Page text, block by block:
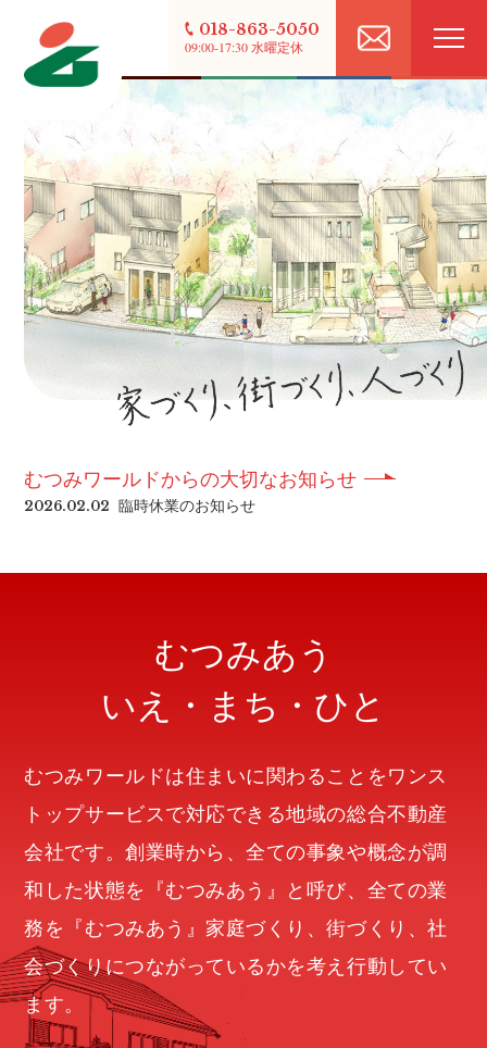
018-863-5050
09:00-17:30 水曜定休
むつみワールドからの大切なお知らせ
2026.02.02 臨時休業のお知らせ
むつみあう
いえ・まち・ひと
むつみワールドは住まいに関わることをワンス
トップサービスで対応できる地域の総合不動産
会社です。創業時から、全ての事象や概念が調
和した状態を『むつみあう』と呼び、全ての業
務を『むつみあう』家庭づくり、街づくり、社
会づくりにつながっているかを考え行動してい
ます。